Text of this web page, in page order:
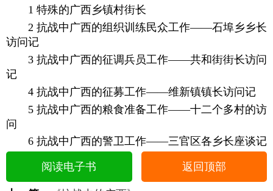
1 特殊的广西乡镇村街长
2 抗战中广西的组织训练民众工作——石埠乡乡长
访问记
3 抗战中广西的征调兵员工作——共和街街长访问
记
4 抗战中广西的征募工作——维新镇镇长访问记
5 抗战中广西的粮食准备工作——十二个多村的访
问
6 抗战中广西的警卫工作——三官区各乡长座谈记
阅读电子书 返回顶部